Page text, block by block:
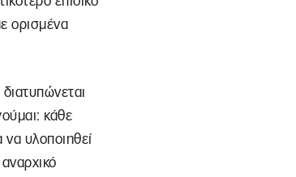
ορισμένα
κάθε
υλοποιηθεί